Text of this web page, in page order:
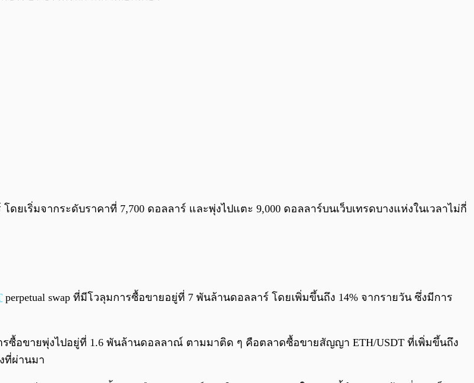
ดยเริ่มจากระดับราคาที่ 7,700 ดอลลาร์ และพุ่งไปแตะ 9,000 ดอลลาร์บนเว็บเทรดบางแห่งในเวลาไม่กี่
perpetual swap ที่มีโวลุมการซื้อขายอยู่ที่ 7 พันล้านดอลลาร์ โดยเพิ่มขึ้นถึง 14% จากรายวัน ซึ่งมีการ
ซื้อขายพุ่งไปอยู่ที่ 1.6 พันล้านดอลลาณ์ ตามมาติด ๆ คือตลาดซื้อขายสัญญา ETH/USDT ที่เพิ่มขึ้นถึง
ที่ผ่านมา